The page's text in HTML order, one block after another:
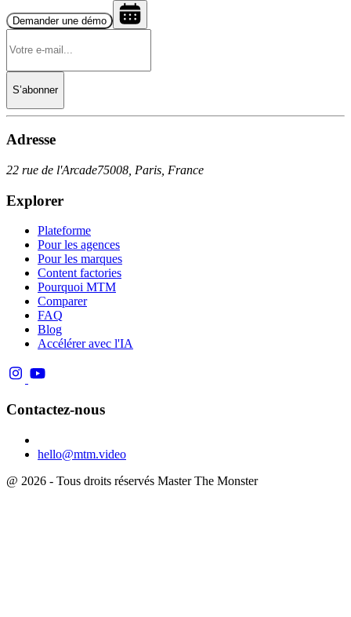
Demander une démo
S’abonner
Adresse
22 rue de l'Arcade75008, Paris, France
Explorer
Plateforme
Pour les agences
Pour les marques
Content factories
Pourquoi MTM
Comparer
FAQ
Blog
Accélérer avec l'IA
Contactez-nous
hello@mtm.video
@ 2026 - Tous droits réservés Master The Monster